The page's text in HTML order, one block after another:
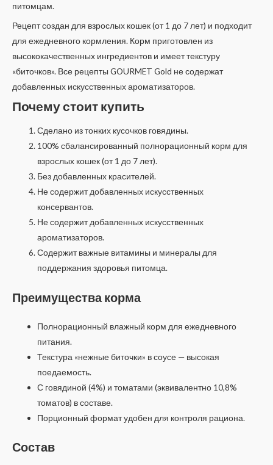
питомцам.
Рецепт создан для взрослых кошек (от 1 до 7 лет) и подходит
для ежедневного кормления. Корм приготовлен из
высококачественных ингредиентов и имеет текстуру
«биточков». Все рецепты GOURMET Gold не содержат
добавленных искусственных ароматизаторов.
Почему стоит купить
Сделано из тонких кусочков говядины.
100% сбалансированный полнорационный корм для
взрослых кошек (от 1 до 7 лет).
Без добавленных красителей.
Не содержит добавленных искусственных
консервантов.
Не содержит добавленных искусственных
ароматизаторов.
Содержит важные витамины и минералы для
поддержания здоровья питомца.
Преимущества корма
Полнорационный влажный корм для ежедневного
питания.
Текстура «нежные биточки» в соусе — высокая
поедаемость.
С говядиной (4%) и томатами (эквивалентно 10,8%
томатов) в составе.
Порционный формат удобен для контроля рациона.
Состав